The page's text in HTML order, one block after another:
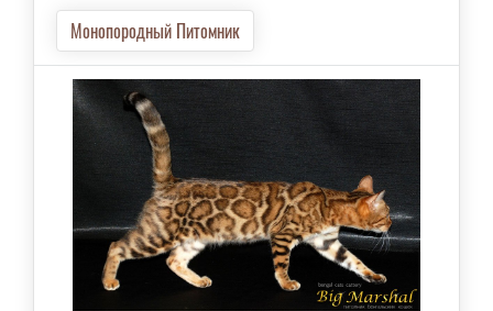
Монопородный Питомник